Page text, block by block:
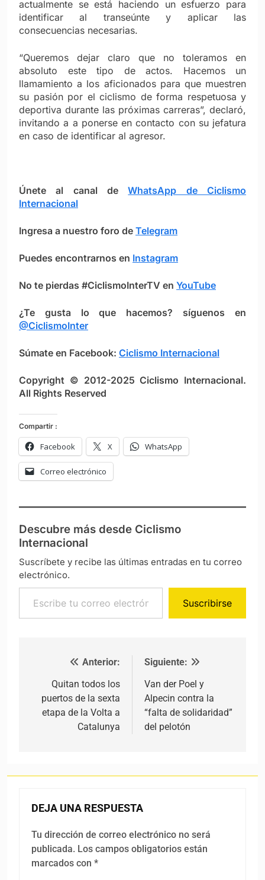
actualmente se está haciendo un esfuerzo para
identificar al transeúnte y aplicar las
consecuencias necesarias.
“Queremos dejar claro que no toleramos en
absoluto este tipo de actos. Hacemos un
llamamiento a los aficionados para que muestren
su pasión por el ciclismo de forma respetuosa y
deportiva durante las próximas carreras”, declaró,
invitando a a ponerse en contacto con su jefatura
en caso de identificar al agresor.
Únete al canal deWhatsApp de Ciclismo
Internacional
Ingresa a nuestro foro de Telegram
Puedes encontrarnos en Instagram
No te pierdas #CiclismoInterTV en YouTube
¿Te gusta lo que hacemos? síguenos en
@CiclismoInter
Súmate en Facebook: Ciclismo Internacional
Copyright © 2012-2025 Ciclismo Internacional.
All Rights Reserved
Compartir :
Facebook X WhatsApp
Correo electrónico
Descubre más desde Ciclismo
Internacional
Suscríbete y recibe las últimas entradas en tu correo
electrónico.
Escribe tu correo electrónico…
Suscribirse
Navegación de entradas
Anterior:
Quitan todos los
puertos de la sexta
etapa de la Volta a
Catalunya
Siguiente:
Van der Poel y
Alpecin contra la
“falta de solidaridad”
del pelotón
DEJA UNA RESPUESTA
Tu dirección de correo electrónico no será
publicada. Los campos obligatorios están
marcados con *